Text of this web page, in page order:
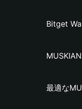
Bitget
最適な